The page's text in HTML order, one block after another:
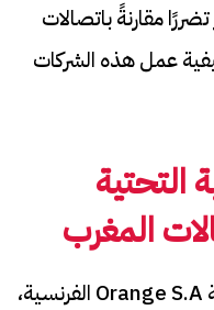
مقارنةً باتصالات
عمل هذه الشركات
التحتية
المغرب
أورنج المغرب هي جزء من مجموعة Orange S.A الفرنسية،